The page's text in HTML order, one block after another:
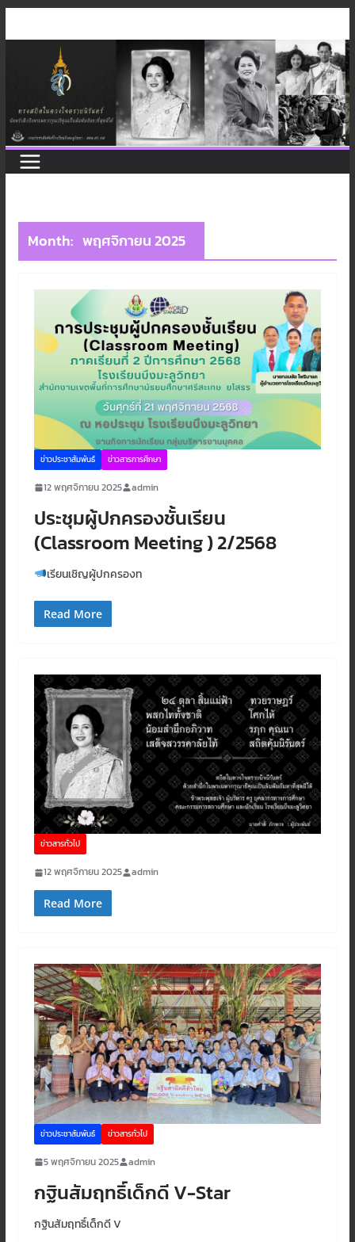
to
Month: พฤศจิกายน 2025
ข่าวประชาสัมพันธ์ ข่าวสารการศึกษา
12 พฤศจิกายน 2025 admin
ประชุมผู้ปกครองชั้นเรียน
(Classroom Meeting ) 2/2568
เรียนเชิญผู้ปกครองท
Read More
ข่าวสารทั่วไป
12 พฤศจิกายน 2025 admin
Read More
ข่าวประชาสัมพันธ์ ข่าวสารทั่วไป
5 พฤศจิกายน 2025 admin
กฐินสัมฤทธิ์เด็กดี V-Star
กฐินสัมฤทธิ์เด็กดี V